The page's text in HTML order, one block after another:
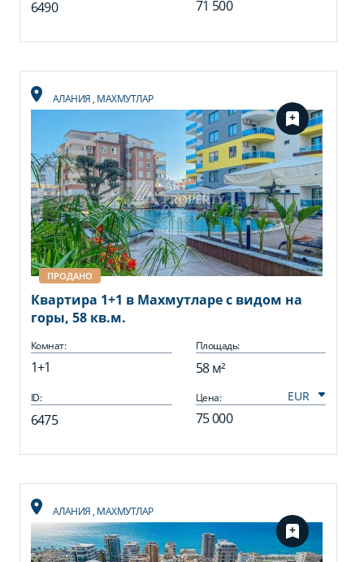
6490 71 500
АЛАНИЯ, МАХМУТЛАР
ПРОДАНО
Квартира 1+1 в Махмутларе с видом на
горы, 58 кв.м.
Комнат:
1+1
Площадь:
58 м²
ID:
6475
Цена:
75 000
АЛАНИЯ, МАХМУТЛАР